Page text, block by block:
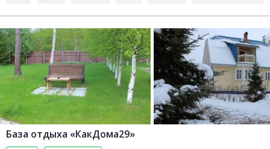
База отдыха «КакДома29»